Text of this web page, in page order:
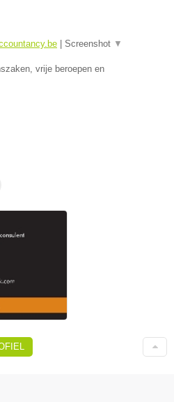
Screenshot ▼
vrije beroepen en